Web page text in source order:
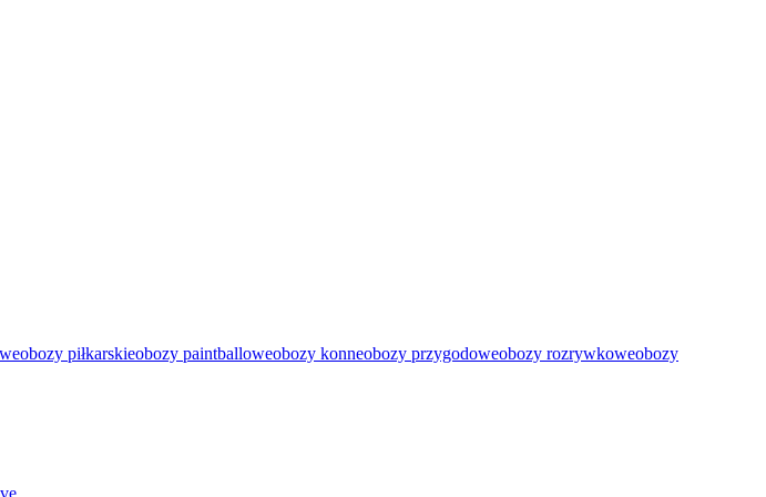
obozy piłkarskieobozy paintballoweobozy konneobozy przygodoweobozy rozrywkoweobozy